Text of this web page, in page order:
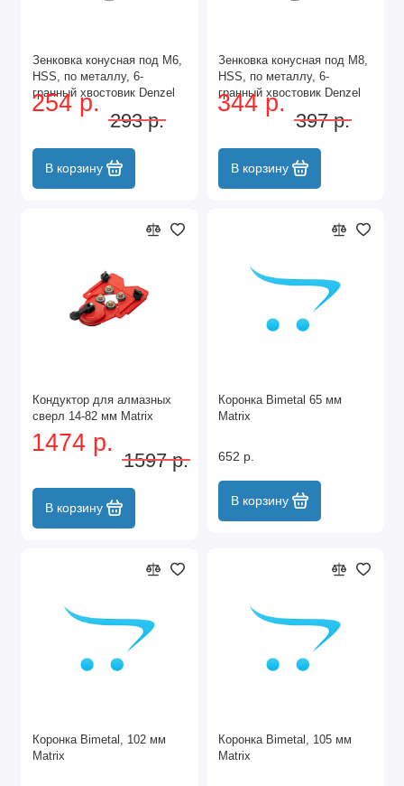
Зенковка конусная под М6,
HSS, по металлу, 6-
гранный хвостовик Denzel
254 р.
293 р.
В корзину
Зенковка конусная под М8,
HSS, по металлу, 6-
гранный хвостовик Denzel
344 р.
397 р.
В корзину
Кондуктор для алмазных
сверл 14-82 мм Matrix
1474 р.
1597 р.
В корзину
Коронка Bimetal 65 мм
Matrix
652 р.
В корзину
Коронка Bimetal, 102 мм
Matrix
Коронка Bimetal, 105 мм
Matrix